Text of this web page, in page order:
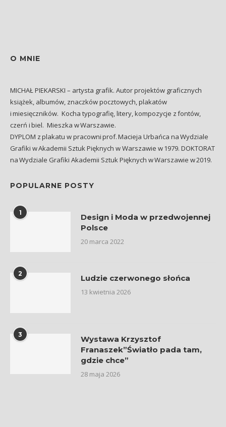
O MNIE
MICHAŁ PIEKARSKI – artysta grafik. Autor projektów graficznych
książek, albumów, znaczków pocztowych, plakatów
i miesięczników. Kocha typografię, litery, kompozycje z fontów,
czerń i biel. Mieszka w Warszawie.
DYPLOM z plakatu w pracowni prof. Macieja Urbańca na Wydziale
Grafiki w Akademii Sztuk Pięknych w Warszawie w 1979. DOKTORAT
na Wydziale Grafiki Akademii Sztuk Pięknych w Warszawie w 2019.
POPULARNE POSTY
1
Design i Moda w przedwojennej
Polsce
20 marca 2022
2 Ludzie czerwonego słońca
13 kwietnia 2026
3
Wystawa Krzysztof
Franaszek”Światło pada tam,
gdzie chce”
28 maja 2026